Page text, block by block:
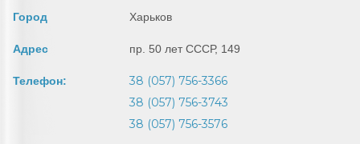
Город Харьков
Адрес пр. 50 лет СССР, 149
Телефон:
38 (057) 756-3366
38 (057) 756-3743
38 (057) 756-3576